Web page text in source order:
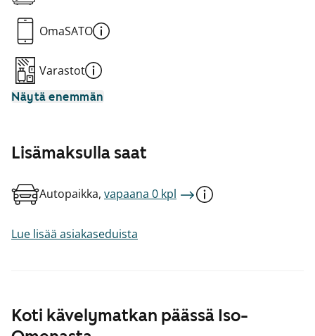
Koti kävelymatkan päässä Iso-
OmaSATO
Varastot
Näytä enemmän
Lisämaksulla saat
Autopaikka, vapaana 0 kpl
Lue lisää asiakaseduista